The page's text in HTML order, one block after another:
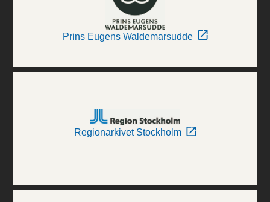
Prins Eugens Waldemarsudde
Regionarkivet Stockholm